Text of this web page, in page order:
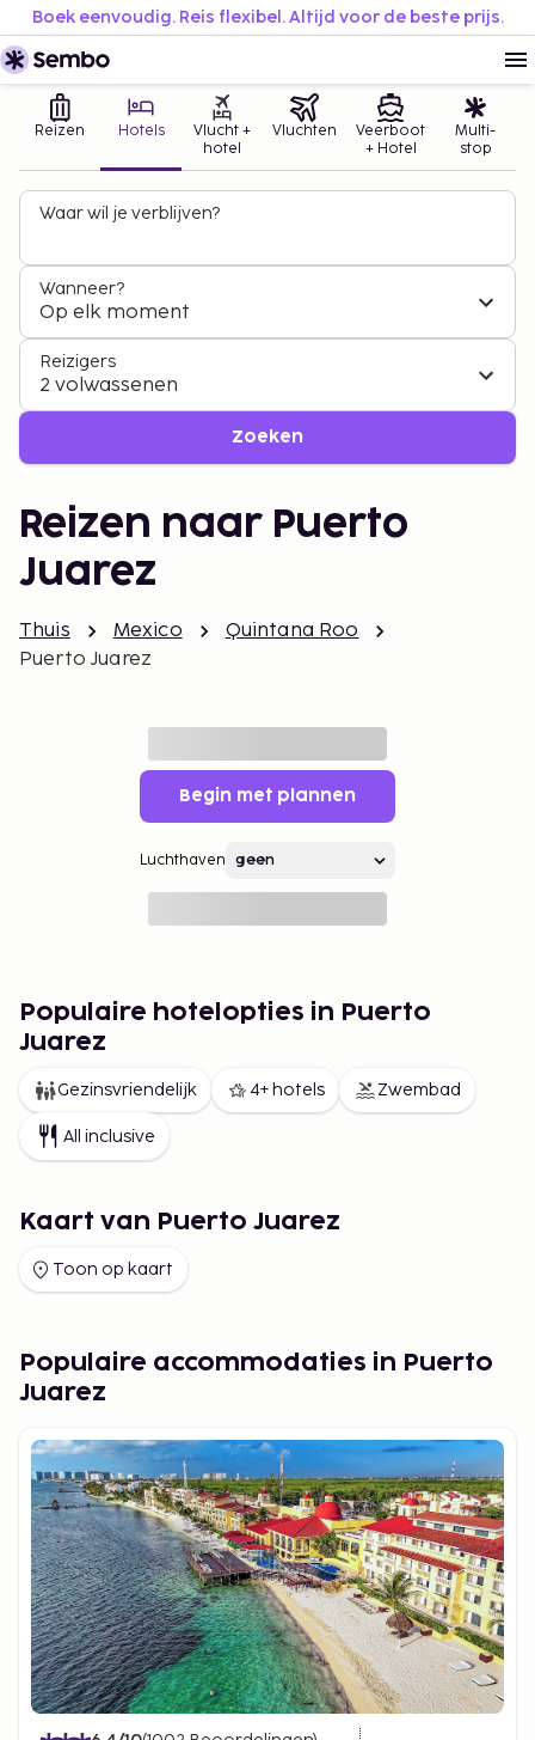
Boek eenvoudig. Reis flexibel. Altijd voor de beste prijs.
Reizen Hotels
Vlucht +
hotel
Vluchten
Veerboot
+ Hotel
Multi-
stop
Waar wil je verblijven?
Wanneer?
Op elk moment
Reizigers
2 volwassenen
Zoeken
Reizen naar Puerto
Juarez
Thuis Mexico
Quintana Roo
Puerto Juarez
Begin met plannen
Luchthaven
Populaire hotelopties in Puerto
Juarez
Gezinsvriendelijk 4+ hotels Zwembad
All inclusive
Kaart van Puerto Juarez
Toon op kaart
Populaire accommodaties in Puerto
Juarez